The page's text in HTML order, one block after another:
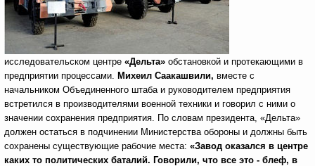
исследовательском центре «Дельта» обстановкой и протекающими в
предприятии процессами. Михеил Саакашвили, вместе с
начальником Объединенного штаба и руководителем предприятия
встретился в производителями военной техники и говорил с ними о
значении сохранения предприятия. По словам президента, «Дельта»
должен остаться в подчинении Министерства обороны и должны быть
сохранены существующие рабочие места: «Завод оказался в центре
каких то политических баталий. Говорили, что все это - блеф, в